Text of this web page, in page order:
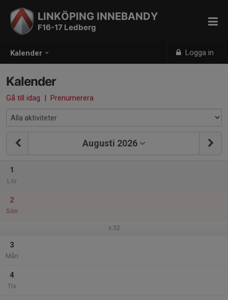
Kalender Logga in
LINKÖPING INNEBANDY
F16-17 Ledberg
Kalender
Gå till idag | Prenumerera
Augusti 2026
1
Lör
2
Sön
v.32
3
Mån
4
Tis